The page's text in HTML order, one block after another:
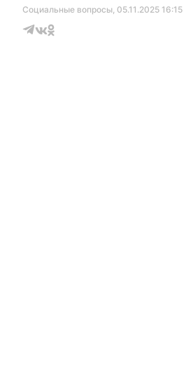
Социальные вопросы, 05.11.2025 16:15